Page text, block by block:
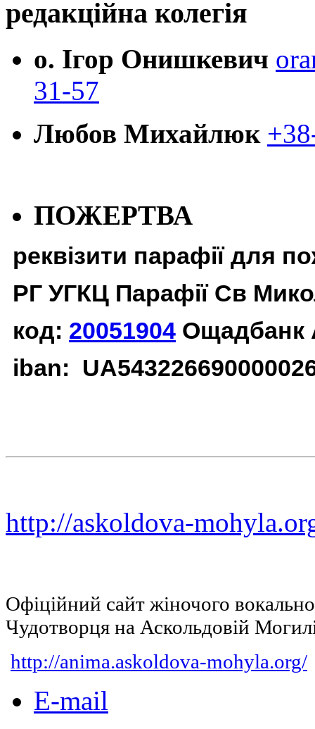
редакційна колегія
о. Ігор Онишкевич
31-57
Любов Михайлюк
ПОЖЕРТВА
реквізити парафії для
РГ УГКЦ Парафії Св
код: 20051904 Ощадбанк
iban:
http://askoldova-
Офіційний сайт жіночого
Чудотворця на Аскольдовій
http://anima.askoldova-mohyla.org/
E-mail